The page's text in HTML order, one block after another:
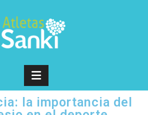
la importancia del